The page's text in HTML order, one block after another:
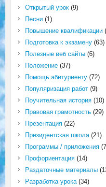
Открытый урок(9)
Песни(1)
Повышение квалификации
Подготовка к экзамену(63)
Полезные веб сайты(6)
Положение(37)
Помощь абитуриенту(72)
Популяризация работ(9)
Поучительная история(10)
Правовая грамотность(29)
Презентация(22)
Президентская школа(21)
Программы / приложения
Профориентация(14)
Раздаточные материалы
Разработка урока(34)